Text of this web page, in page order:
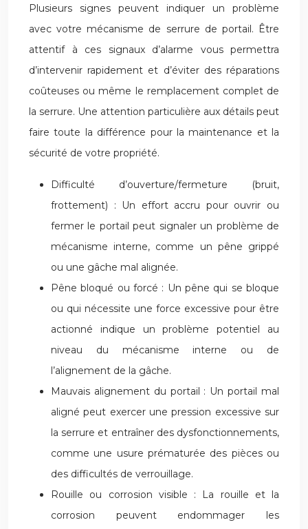
Plusieurs signes peuvent indiquer un problème
avec votre mécanisme de serrure de portail. Être
attentif à ces signaux d’alarme vous permettra
d’intervenir rapidement et d’éviter des réparations
coûteuses ou même le remplacement complet de
la serrure. Une attention particulière aux détails peut
faire toute la différence pour la maintenance et la
sécurité de votre propriété.
Difficulté d’ouverture/fermeture (bruit,
frottement) : Un effort accru pour ouvrir ou
fermer le portail peut signaler un problème de
mécanisme interne, comme un pêne grippé
ou une gâche mal alignée.
Pêne bloqué ou forcé : Un pêne qui se bloque
ou qui nécessite une force excessive pour être
actionné indique un problème potentiel au
niveau du mécanisme interne ou de
l’alignement de la gâche.
Mauvais alignement du portail : Un portail mal
aligné peut exercer une pression excessive sur
la serrure et entraîner des dysfonctionnements,
comme une usure prématurée des pièces ou
des difficultés de verrouillage.
Rouille ou corrosion visible : La rouille et la
corrosion peuvent endommager les